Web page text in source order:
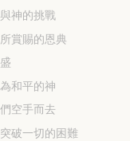
神的挑戰
賞賜的恩典
和平的神
空手而去
破一切的困難